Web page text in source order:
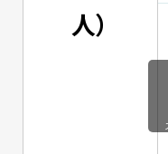
人）